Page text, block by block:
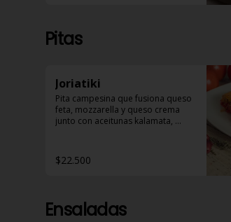
Pitas
Joriatiki
Pita campesina que fusiona queso
feta, mozzarella y queso crema
junto con aceitunas kalamata,
Dzadziki
$22.500
Ensaladas